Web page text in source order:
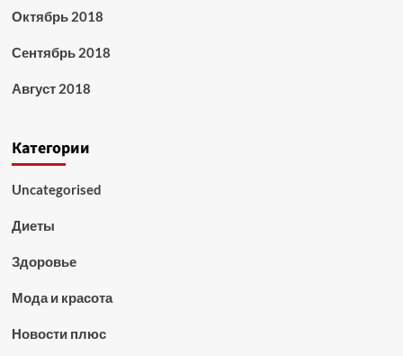
Октябрь 2018
Сентябрь 2018
Август 2018
Категории
Uncategorised
Диеты
Здоровье
Мода и красота
Новости плюс